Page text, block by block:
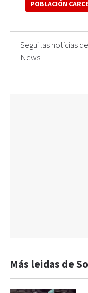
POBLACIÓN
Seguí las noticias
News
Más leidas de